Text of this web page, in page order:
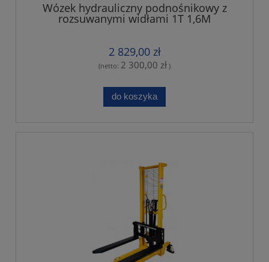
Wózek hydrauliczny podnośnikowy z
rozsuwanymi widłami 1T 1,6M
2 829,00 zł
(netto: 2 300,00 zł )
do koszyka